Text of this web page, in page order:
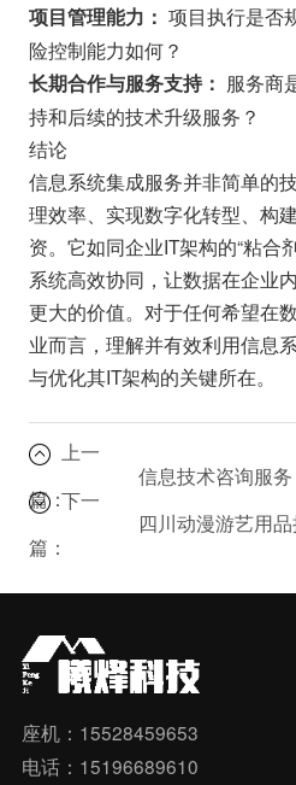
项目管理能力： 项目执行是否
险控制能力如何？
长期合作与服务支持： 服务商
持和后续的技术升级服务？
结论
信息系统集成服务并非简单的
理效率、实现数字化转型、构
资。它如同企业IT架构的“粘合
系统高效协同，让数据在企业
更大的价值。对于任何希望在
业而言，理解并有效利用信息
与优化其IT架构的关键所在。
上一
篇：下一
篇：
座机：15528459653
电话：15196689610